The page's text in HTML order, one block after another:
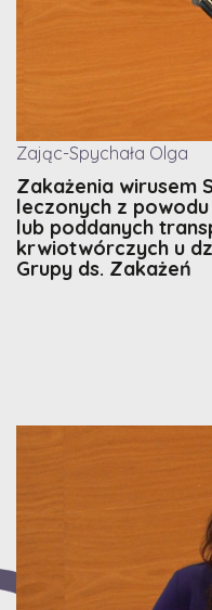
Zając-Spychała Olga
Zakażenia wirusem
leczonych z
lub poddanych
krwiotwórczych u
Grupy ds. Zakażeń